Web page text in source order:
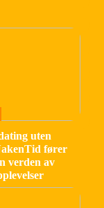
uten
fører
verden av